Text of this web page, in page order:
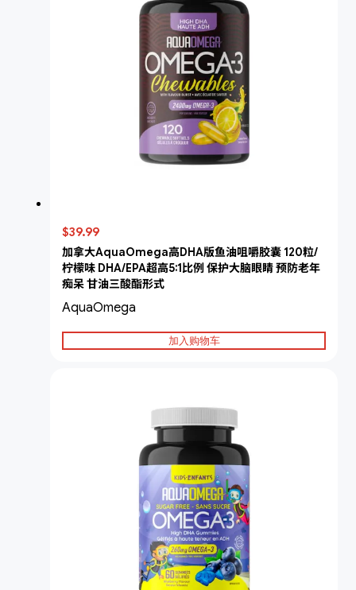
$39.99
加拿大AquaOmega高DHA版鱼油咀嚼胶囊 120粒/
柠檬味 DHA/EPA超高5:1比例 保护大脑眼睛 预防老年
痴呆 甘油三酸酯形式
AquaOmega
加入购物车